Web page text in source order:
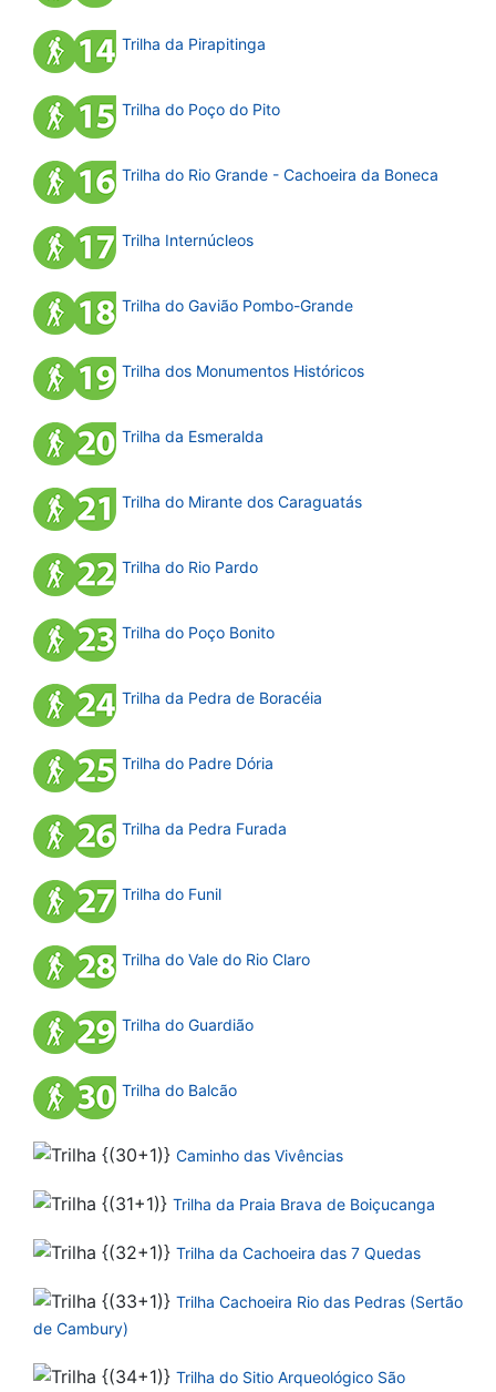
Trilha da Pirapitinga
Trilha do Poço do Pito
Trilha do Rio Grande - Cachoeira da Boneca
Trilha Internúcleos
Trilha do Gavião Pombo-Grande
Trilha dos Monumentos Históricos
Trilha da Esmeralda
Trilha do Mirante dos Caraguatás
Trilha do Rio Pardo
Trilha do Poço Bonito
Trilha da Pedra de Boracéia
Trilha do Padre Dória
Trilha da Pedra Furada
Trilha do Funil
Trilha do Vale do Rio Claro
Trilha do Guardião
Trilha do Balcão
Caminho das Vivências
Trilha da Praia Brava de Boiçucanga
Trilha da Cachoeira das 7 Quedas
Trilha Cachoeira Rio das Pedras (Sertão
de Cambury)
Trilha do Sitio Arqueológico São